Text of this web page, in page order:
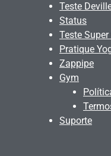
Teste
Status
Teste
Pratique
Zappipe
Gym
Suporte